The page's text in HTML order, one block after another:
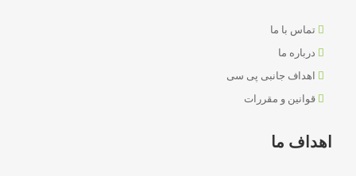
تماس با ما
درباره ما
اهداف جانبی پی سی
قوانین و مقررات
اهداف ما